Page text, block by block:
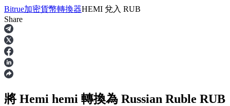
合約
Bitrue加密貨幣轉換器HEMI 兌入 RUB
Share
將 Hemi hemi 轉換為 Russian Ruble RUB